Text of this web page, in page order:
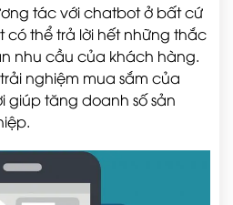
tác với chatbot ở bất cứ
có thể trả lời hết những thắc
nhu cầu của khách hàng.
nghiệm mua sắm của
giúp tăng doanh số sản